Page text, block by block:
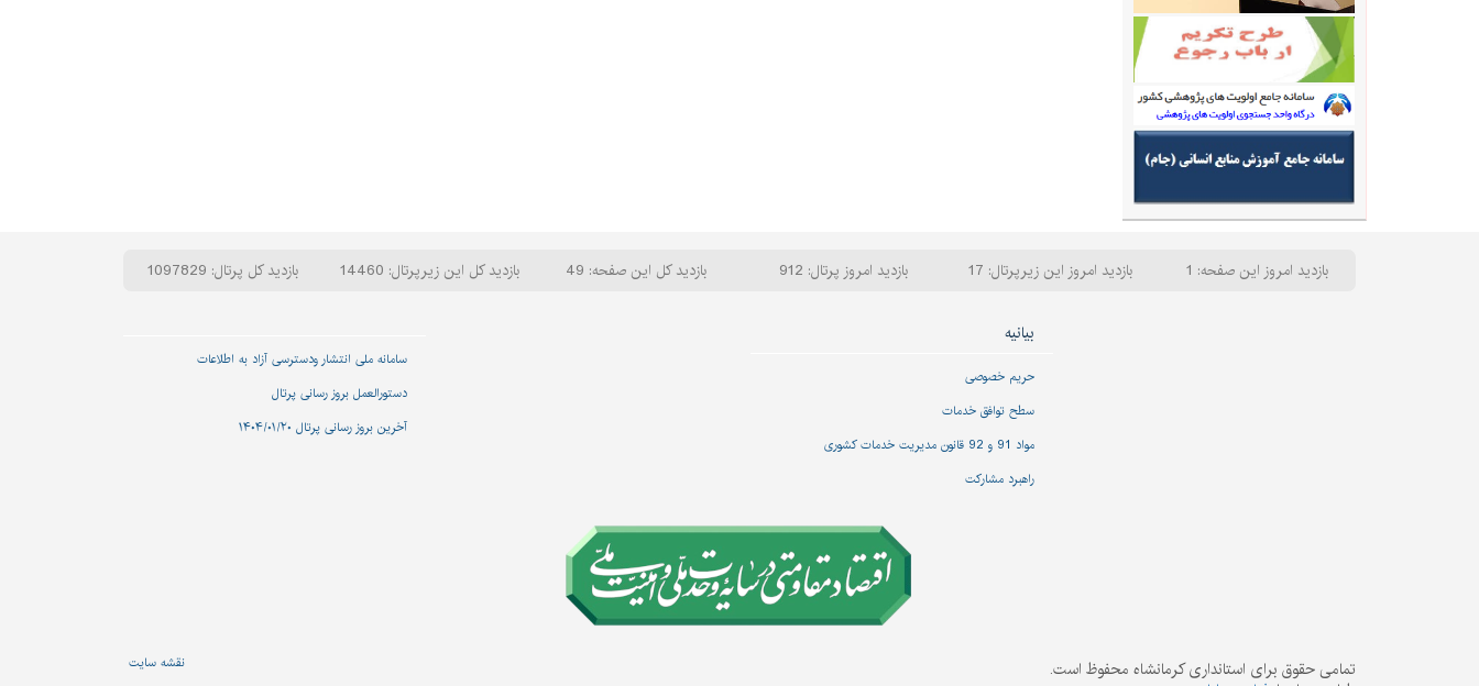
بازدید امروز این صفحه: 1 بازدید امروز این زیرپرتال: 17 بازدید امروز پرتال: 912 بازدید کل این صفحه: 49 بازدید کل این زیرپرتال: 14460 بازدید کل پرتال: 1097829
بیانیه
حریم خصوصی
سطح توافق خدمات
مواد 91 و 92 قانون مدیریت خدمات کشوری
راهبرد مشارکت
سامانه ملی انتشار و‌دسترسی آزاد به اطلاعات
دستورالعمل بروز رسانی پرتال
آخرین بروز رسانی پرتال ۱۴۰۴/۰۱/۲۰
تمامی حقوق برای استانداری کرمانشاه محفوظ است. نقشه سایت